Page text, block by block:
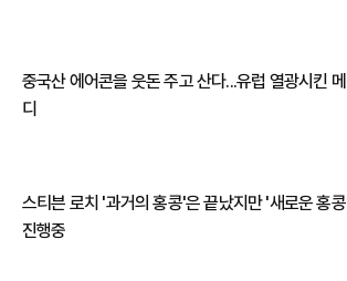
중국산 에어콘을 웃돈 주고 산다...유럽 열광시킨 메
디
스티븐 로치 '과거의 홍콩'은 끝났지만 '새로운 홍
진행중